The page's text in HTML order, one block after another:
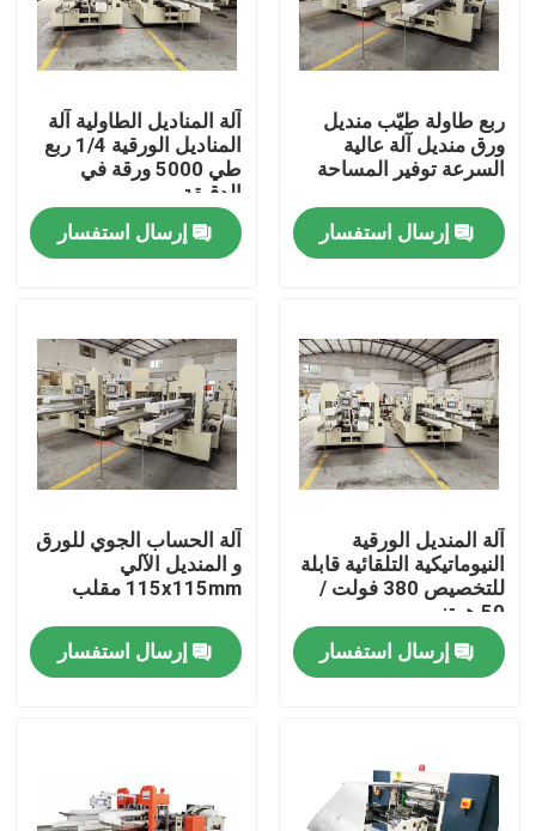
مسكن
منتجات
معلومات عنا
جولة في المعمل
اتصل بنا
أخبار
آلة مناديل الوجه
ربع طاولة طيّب منديل
ورق منديل آلة عالية
السرعة توفير المساحة
إرسال استفسار
آلة المناديل الطاولية آلة
المناديل الورقية 1/4 ربع
طي 5000 ورقة في
الدقيقة
إرسال استفسار
آلة المنديل الورقية
النيوماتيكية التلقائية قابلة
للتخصيص 380 فولت /
50 هرتز
إرسال استفسار
آلة الحساب الجوي للورق
و المنديل الآلي
115x115mm مقلب
إرسال استفسار